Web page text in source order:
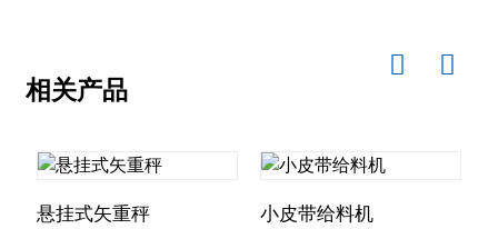
相关产品
悬挂式矢重秤 小皮带给料机